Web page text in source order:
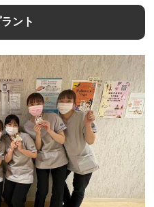
ント